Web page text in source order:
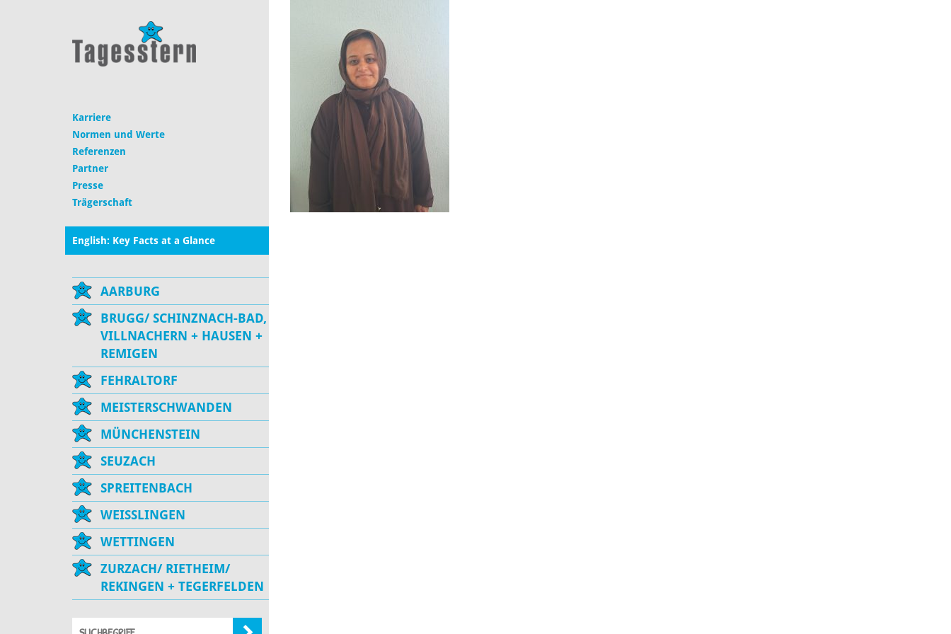
Karriere
Normen und Werte
Referenzen
Partner
Presse
Trägerschaft
English: Key Facts at a Glance
AARBURG
BRUGG/ SCHINZNACH-BAD,
VILLNACHERN + HAUSEN +
REMIGEN
FEHRALTORF
MEISTERSCHWANDEN
MÜNCHENSTEIN
SEUZACH
SPREITENBACH
WEISSLINGEN
WETTINGEN
ZURZACH/ RIETHEIM/
REKINGEN + TEGERFELDEN